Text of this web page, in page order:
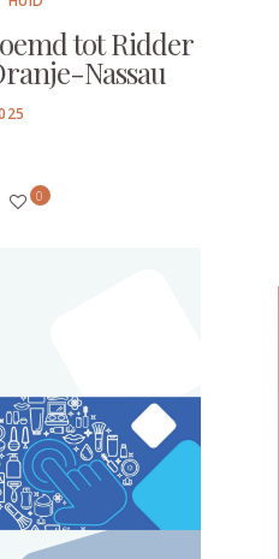
tot Ridder
Nassau
0